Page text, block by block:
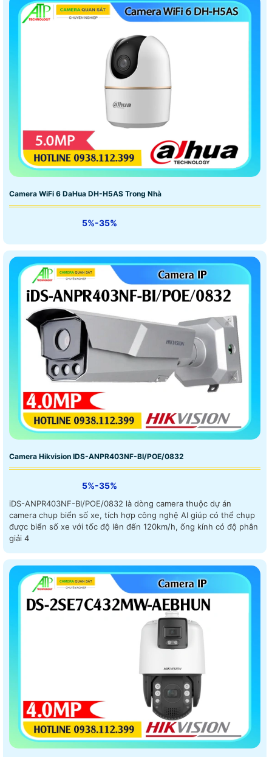
Camera WiFi 6 DaHua DH-H5AS Trong Nhà
5%-35%
Camera Hikvision IDS-ANPR403NF-BI/POE/0832
5%-35%
iDS-ANPR403NF-BI/POE/0832 là dòng camera thuộc dự án
camera chụp biển số xe, tích hợp công nghệ AI giúp có thể chụp
được biển số xe với tốc độ lên đến 120km/h, ống kính có độ phân
giải 4